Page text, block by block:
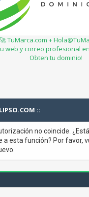
🚀 TuMarca.com +
web y correo profesional
Obten tu dominio!
::
no coincide.
a esta función? Por favor,